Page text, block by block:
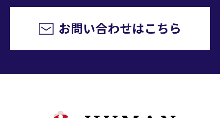
お問い合わせはこちら